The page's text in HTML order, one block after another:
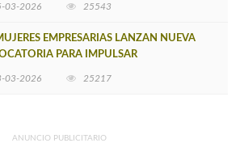
03-2026 25543
EMPRESARIAS LANZAN NUEVA
PARA IMPULSAR
03-2026 25217
ANUNCIO PUBLICITARIO